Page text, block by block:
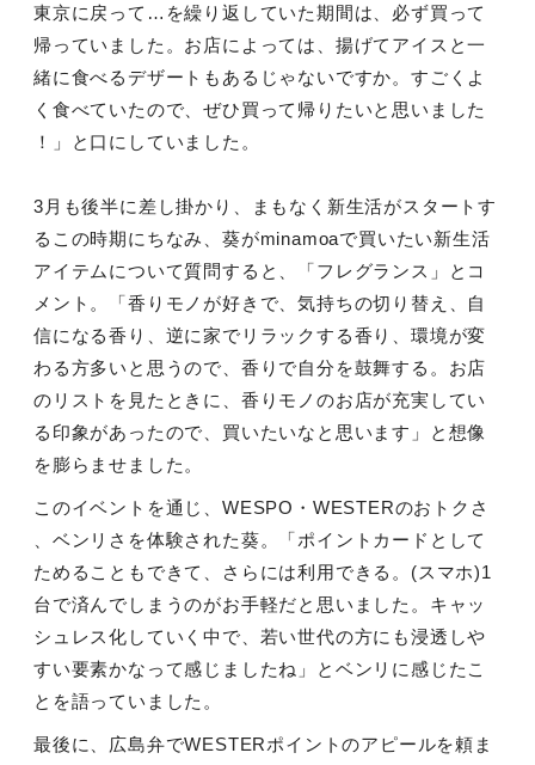
東京に戻って…を繰り返していた期間は、必ず買って
帰っていました。お店によっては、揚げてアイスと一
緒に食べるデザートもあるじゃないですか。すごくよ
く食べていたので、ぜひ買って帰りたいと思いました
！」と口にしていました。
3月も後半に差し掛かり、まもなく新生活がスタートす
るこの時期にちなみ、葵がminamoaで買いたい新生活
アイテムについて質問すると、「フレグランス」とコ
メント。「香りモノが好きで、気持ちの切り替え、自
信になる香り、逆に家でリラックする香り、環境が変
わる方多いと思うので、香りで自分を鼓舞する。お店
のリストを見たときに、香りモノのお店が充実してい
る印象があったので、買いたいなと思います」と想像
を膨らませました。
このイベントを通じ、WESPO・WESTERのおトクさ
、ベンリさを体験された葵。「ポイントカードとして
ためることもできて、さらには利用できる。(スマホ)1
台で済んでしまうのがお手軽だと思いました。キャッ
シュレス化していく中で、若い世代の方にも浸透しや
すい要素かなって感じましたね」とベンリに感じたこ
とを語っていました。
最後に、広島弁でWESTERポイントのアピールを頼ま